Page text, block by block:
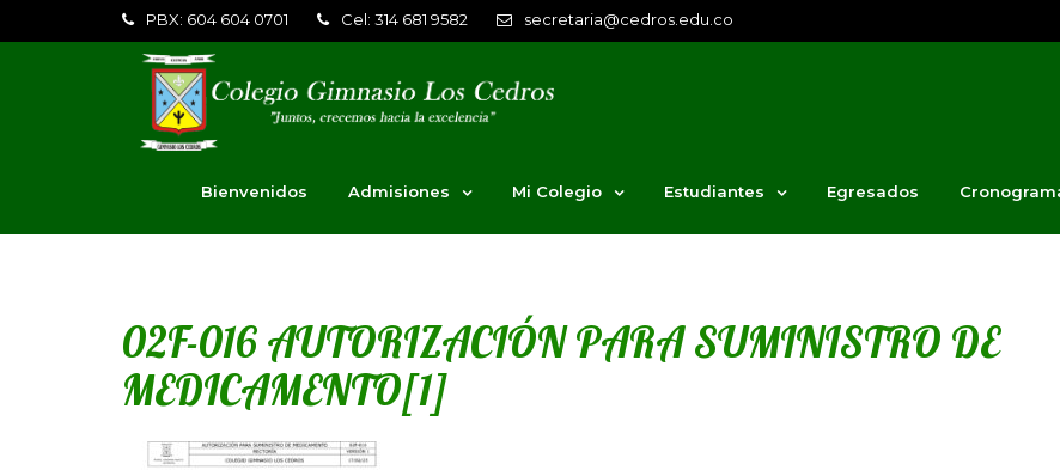
PBX: 604 604 0701 Cel: 314 681 9582 secretaria@cedros.edu.co
Bienvenidos Admisiones Mi Colegio Estudiantes Egresados
02F-016 AUTORIZACIÓN PARA SUMINISTRO DE
MEDICAMENTO[1]